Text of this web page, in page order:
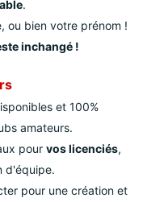
.
ou bien votre prénom !
inchangé !
et 100%
amateurs.
pour vos licenciés,
d'équipe.
pour une création et